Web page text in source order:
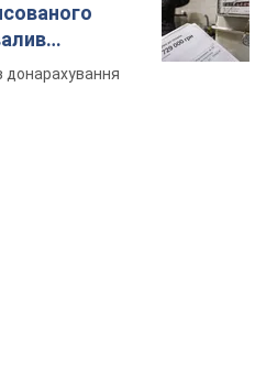
донарахування